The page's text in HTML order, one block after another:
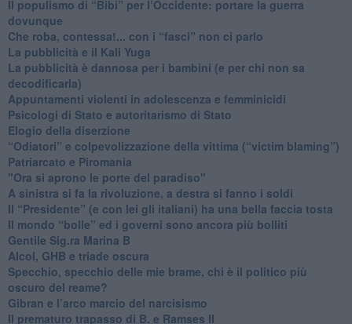
​Il populismo di “Bibi” per l’Occidente: portare la guerra
dovunque
​Che roba, contessa!... con i “fasci” non ci parlo
La pubblicità e il Kali Yuga
​La pubblicità è dannosa per i bambini (e per chi non sa
decodificarla)
​Appuntamenti violenti in adolescenza e femminicidi
​Psicologi di Stato e autoritarismo di Stato
Elogio della diserzione
“Odiatori” e colpevolizzazione della vittima (“victim blaming”)
​Patriarcato e Piromania
"Ora si aprono le porte del paradiso"
​A sinistra si fa la rivoluzione, a destra si fanno i soldi
​Il “Presidente” (e con lei gli italiani) ha una bella faccia tosta
​Il mondo “bolle” ed i governi sono ancora più bolliti
​Gentile Sig.ra Marina B
​Alcol, GHB e triade oscura
​Specchio, specchio delle mie brame, chi è il politico più
oscuro del reame?
​Gibran e l’arco marcio del narcisismo
​Il prematuro trapasso di B. e Ramses II